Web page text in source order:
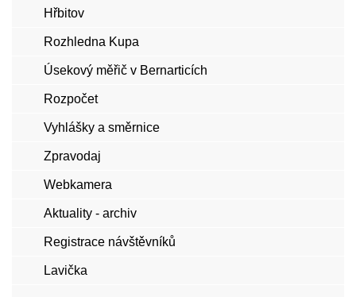
Hřbitov
Rozhledna Kupa
Úsekový měřič v Bernarticích
Rozpočet
Vyhlášky a směrnice
Zpravodaj
Webkamera
Aktuality - archiv
Registrace návštěvníků
Lavička